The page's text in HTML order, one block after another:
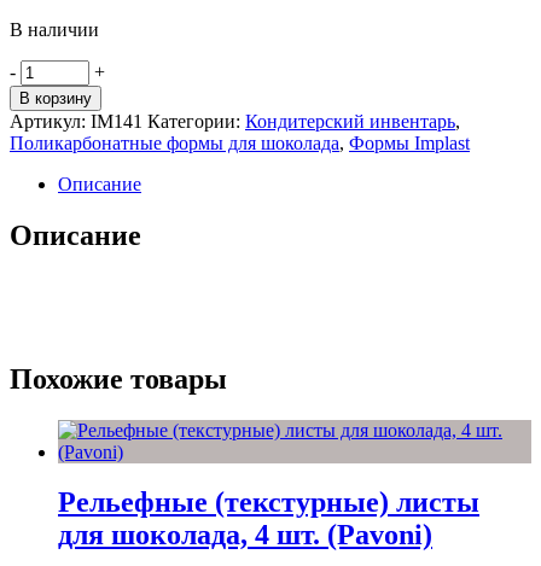
В наличии
Количество
товара
Поликарбонатная
форма
для
шоколада
IM141
"Шоколадный
декор
- +
В корзину
Артикул: IM141 Категории: Кондитерский инвентарь,
Поликарбонатные формы для шоколада, Формы Implast
Описание
Описание
Похожие товары
Рельефные (текстурные) листы
для шоколада, 4 шт. (Pavoni)